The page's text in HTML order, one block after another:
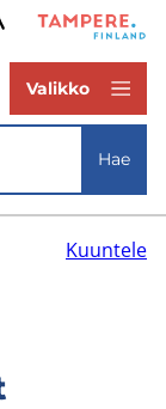
Valikko
Hae
Kuuntele